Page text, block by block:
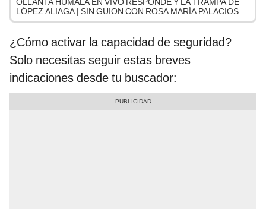
LÓPEZ ALIAGA | SIN GUION CON ROSA MARÍA PALACIOS
¿Cómo activar la capacidad de seguridad?
Solo necesitas seguir estas breves
indicaciones desde tu buscador: